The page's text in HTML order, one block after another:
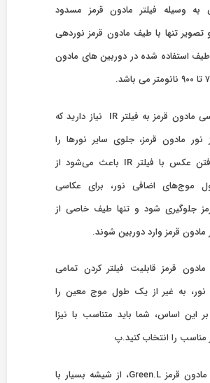
به وسیله فیلتر مادون قرمز مسدود
تنها با طیف مادون قرمز نوردهی
استفاده شده در دوربین های مادون
برای عکاسی مادون قرمز به فیلتر IR نیاز دارید که
نور مادون قرمز، جلوی سایر نورها را
بگیرد. گرفتن عکس با فیلتر IR باعث می‌شود از
موج‌‌های اضافی نور، برای عکاسی
جلوگیری شود و تنها طیف خاصی از
مادون قرمز وارد دوربین شوند.
مادون قرمز قابلیت فیلتر کردن تمامی
به غیر از یک طول موج معین را
بر این اساس، شما باید متناسب با نیزا
مناسب را انتخاب کنید.پ
فیلترهای مادون قرمز Green.L، از شیشه بسیار با